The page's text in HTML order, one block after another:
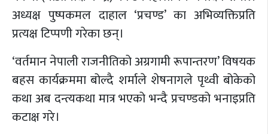
अध्यक्ष पुष्पकमल दाहाल ‘प्रचण्ड’ का अभिव्यक्तिप्रति
प्रत्यक्ष टिप्पणी गरेका छन्।
‘वर्तमान नेपाली राजनीतिको अग्रगामी रूपान्तरण’ विषयक
बहस कार्यक्रममा बोल्दै शर्माले शेषनागले पृथ्वी बोकेको
कथा अब दन्त्यकथा मात्र भएको भन्दै प्रचण्डको भनाइप्रति
कटाक्ष गरे।